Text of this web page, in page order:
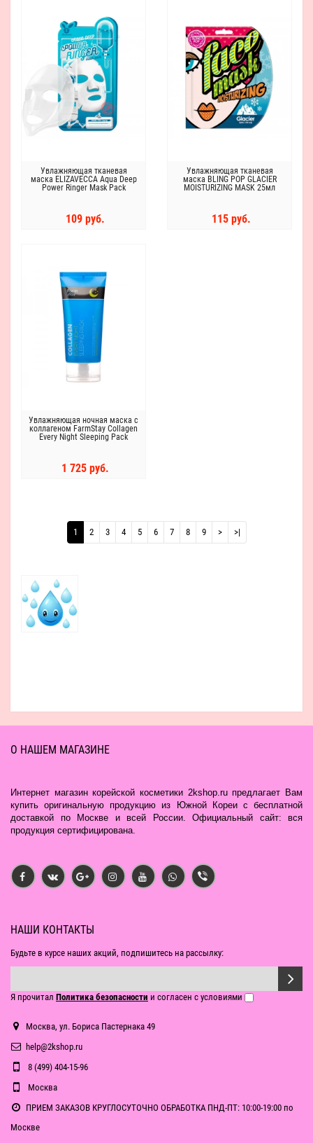
Увлажняющая тканевая
маска ELIZAVECCA Aqua Deep
Power Ringer Mask Pack
109 руб.
Увлажняющая тканевая
маска BLING POP GLACIER
MOISTURIZING MASK 25мл
115 руб.
Увлажняющая ночная маска с
коллагеном FarmStay Collagen
Every Night Sleeping Pack
1 725 руб.
1 2 3 4 5 6 7 8 9 > >|
О НАШЕМ МАГАЗИНЕ
Интернет магазин корейской косметики 2kshop.ru предлагает Вам
купить оригинальную продукцию из Южной Кореи с бесплатной
доставкой по Москве и всей России. Официальный сайт: вся
продукция сертифицирована.
НАШИ КОНТАКТЫ
Будьте в курсе наших акций, подпишитесь на рассылку:
Я прочитал Политика безопасности и согласен с условиями
Москва, ул. Бориса Пастернака 49
help@2kshop.ru
8 (499) 404-15-96
Москва
ПРИЕМ ЗАКАЗОВ КРУГЛОСУТОЧНО ОБРАБОТКА ПНД-ПТ: 10:00-19:00 по
Москве